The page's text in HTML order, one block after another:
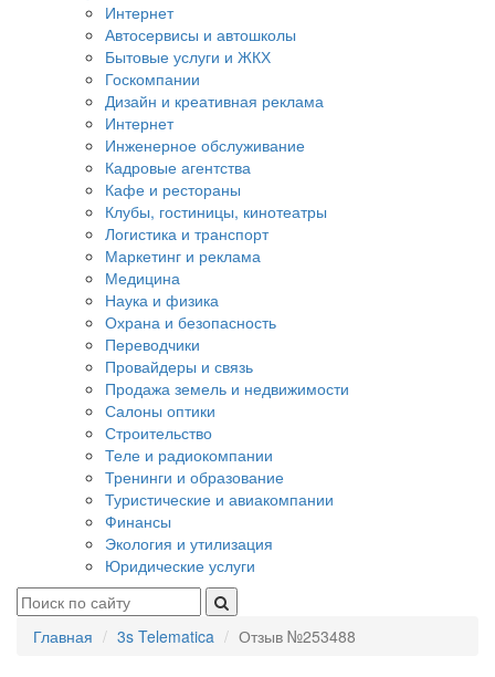
Интернет
Автосервисы и автошколы
Бытовые услуги и ЖКХ
Госкомпании
Дизайн и креативная реклама
Интернет
Инженерное обслуживание
Кадровые агентства
Кафе и рестораны
Клубы, гостиницы, кинотеатры
Логистика и транспорт
Маркетинг и реклама
Медицина
Наука и физика
Охрана и безопасность
Переводчики
Провайдеры и связь
Продажа земель и недвижимости
Салоны оптики
Строительство
Теле и радиокомпании
Тренинги и образование
Туристические и авиакомпании
Финансы
Экология и утилизация
Юридические услуги
Главная 3s Telematica Отзыв №253488